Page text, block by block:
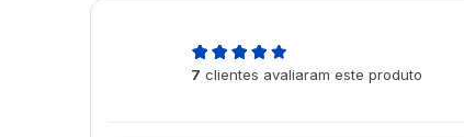
7 clientes avaliaram este produto